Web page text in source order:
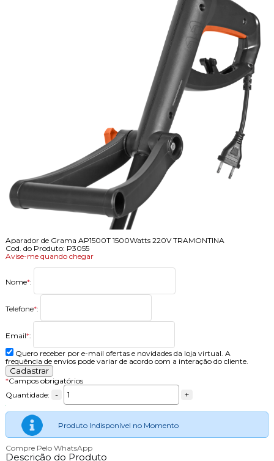
Aparador de Grama AP1500T 1500Watts 220V TRAMONTINA
Cod. do Produto: P3055
Avise-me quando chegar
Nome*:
Telefone*:
Email*:
Quero receber por e-mail ofertas e novidades da loja virtual. A
frequência de envios pode variar de acordo com a interação do cliente.
*Campos obrigatórios
Quantidade:
- +
Produto Indisponível no Momento
Compre Pelo WhatsApp
Descrição do Produto